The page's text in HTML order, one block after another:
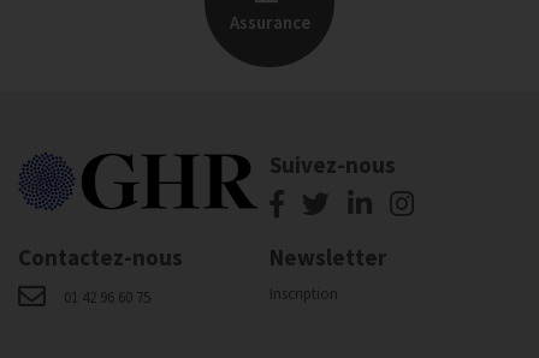
Assurance
Suivez-nous
Contactez-nous
01 42 96 60 75
Newsletter
Inscription